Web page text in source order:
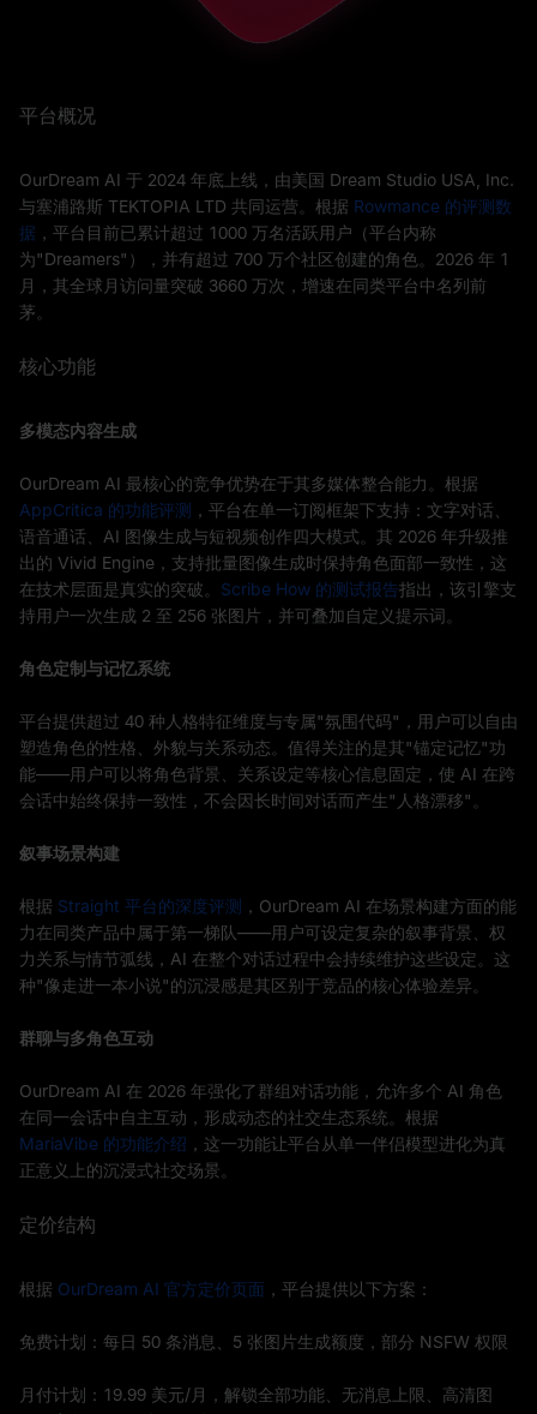
平台概况
OurDream AI 于 2024 年底上线，由美国 Dream Studio USA, Inc.
与塞浦路斯 TEKTOPIA LTD 共同运营。根据 Rowmance 的评测数
据 ，平台目前已累计超过 1000 万名活跃用户（平台内称
为"Dreamers"），并有超过 700 万个社区创建的角色。2026 年 1
月，其全球月访问量突破 3660 万次，增速在同类平台中名列前
茅。
核心功能
多模态内容生成
OurDream AI 最核心的竞争优势在于其多媒体整合能力。根据
AppCritica 的功能评测 ，平台在单一订阅框架下支持：文字对话、
语音通话、AI 图像生成与短视频创作四大模式。其 2026 年升级推
出的 Vivid Engine，支持批量图像生成时保持角色面部一致性，这
在技术层面是真实的突破。 Scribe How 的测试报告指出，该引擎支
持用户一次生成 2 至 256 张图片，并可叠加自定义提示词。
角色定制与记忆系统
平台提供超过 40 种人格特征维度与专属"氛围代码"，用户可以自由
塑造角色的性格、外貌与关系动态。值得关注的是其"锚定记忆"功
能——用户可以将角色背景、关系设定等核心信息固定，使 AI 在跨
会话中始终保持一致性，不会因长时间对话而产生"人格漂移"。
叙事场景构建
根据 Straight 平台的深度评测 ，OurDream AI 在场景构建方面的能
力在同类产品中属于第一梯队——用户可设定复杂的叙事背景、权
力关系与情节弧线，AI 在整个对话过程中会持续维护这些设定。这
种"像走进一本小说"的沉浸感是其区别于竞品的核心体验差异。
群聊与多角色互动
OurDream AI 在 2026 年强化了群组对话功能，允许多个 AI 角色
在同一会话中自主互动，形成动态的社交生态系统。根据
MariaVibe 的功能介绍 ，这一功能让平台从单一伴侣模型进化为真
正意义上的沉浸式社交场景。
定价结构
根据 OurDream AI 官方定价页面 ，平台提供以下方案：
免费计划：每日 50 条消息、5 张图片生成额度，部分 NSFW 权限
月付计划：19.99 美元/月，解锁全部功能、无消息上限、高清图